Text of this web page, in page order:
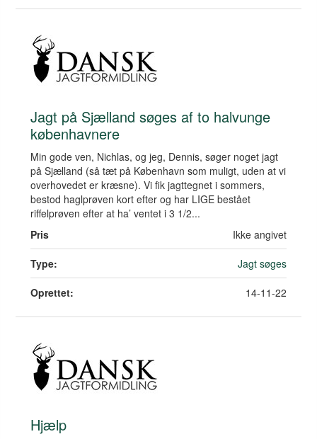
Jagt på Sjælland søges af to halvunge
københavnere
Min gode ven, Nichlas, og jeg, Dennis, søger noget jagt
på Sjælland (så tæt på København som muligt, uden at vi
overhovedet er kræsne). Vi fik jagttegnet i sommers,
bestod haglprøven kort efter og har LIGE bestået
riffelprøven efter at ha’ ventet i 3 1/2...
Pris
Ikke angivet
Type: Jagt søges
Oprettet: 14-11-22
Hjælp